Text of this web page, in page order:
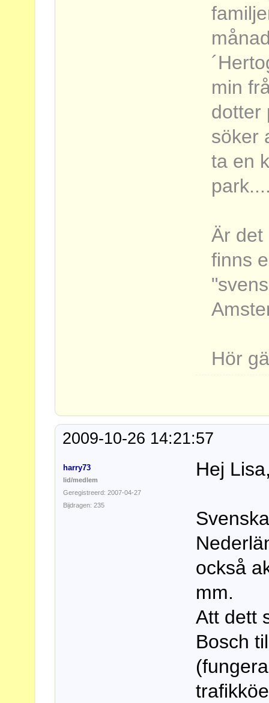
min
dotter
söker
ta en
Är det
finns
Hör
2009-10-26 14:21:57
harry73
lid/medlem
Geregistreerd: 2007-04-27
Bijdragen: 235
Hej
också
mm.
Att dett
Bosch